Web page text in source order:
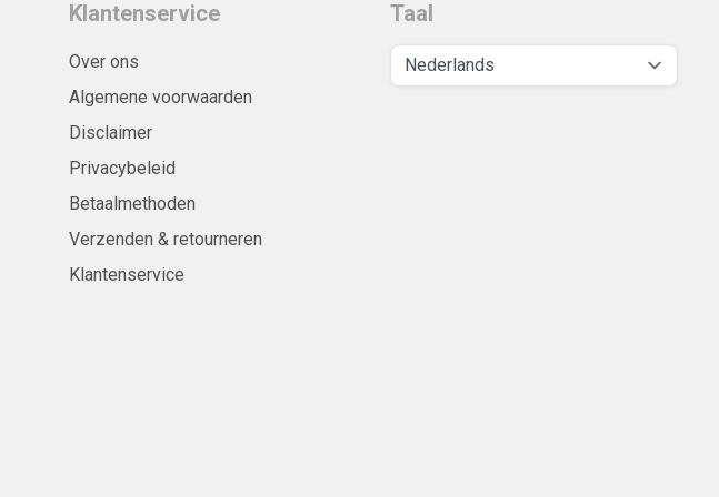
Klantenservice
Over ons
Algemene voorwaarden
Disclaimer
Privacybeleid
Betaalmethoden
Verzenden & retourneren
Klantenservice
Taal